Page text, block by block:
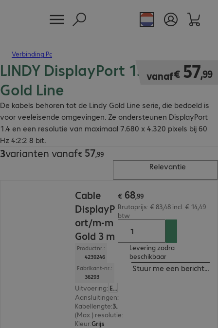
Verbinding Pc
LINDY DisplayPort 1.4 kabel
Gold Line
De kabels behoren tot de Lindy Gold Line serie, die bedoeld is
voor veeleisende omgevingen. Ze ondersteunen DisplayPort
1.4 en een resolutie van maximaal 7.680 x 4.320 pixels bij 60
Hz 4:2:2 8 bit.
vanaf€ 57,99
€ 57,99
3varianten vanaf€ 57,99
€ 57,99
Relevantie
Cable
DisplayP
ort/m-m
Gold 3 m
Productnr.:
4239246
Fabrikant-nr.:
36293
Uitvoering: Europa
Aansluitingen:
Kabellengte: 3 m
(Max.) resolutie:
Kleur:Grijs
€ 68,99
Brutoprijs: € 83,48 incl. € 14,49
btw
Levering zodra
beschikbaar
Stuur me een bericht